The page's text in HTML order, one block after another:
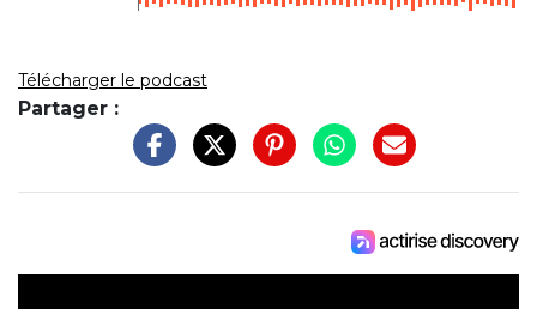
Télécharger le podcast
Partager :